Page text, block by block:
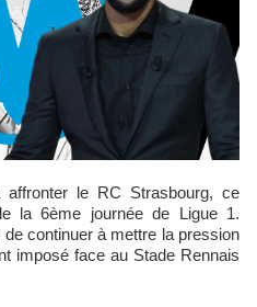
la 6ème journée de Ligue 1.
continuer à mettre la pression
imposé face au Stade Rennais